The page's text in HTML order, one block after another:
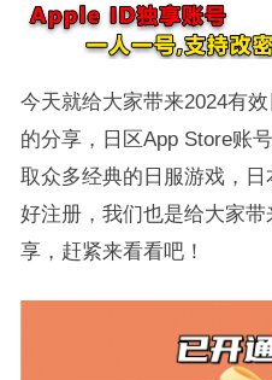
今天就给大家带来2024有
的分享，日区App Store账
取众多经典的日服游戏，
好注册，我们也是给大家
享，赶紧来看看吧！